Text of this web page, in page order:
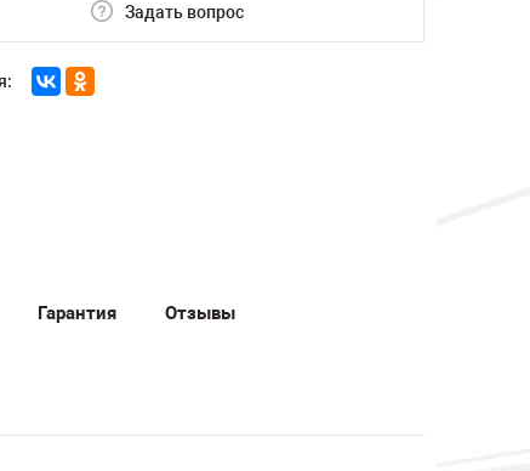
Задать вопрос
Гарантия Отзывы